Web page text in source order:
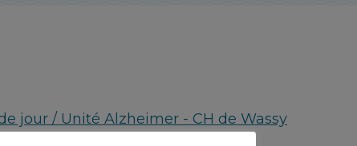
jour / Unité Alzheimer - CH de Wassy